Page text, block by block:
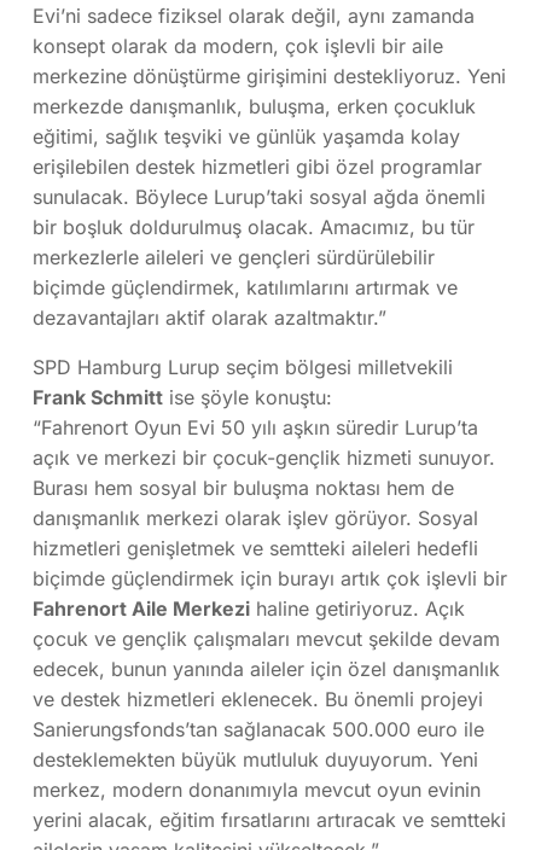
Evi’ni sadece fiziksel olarak değil, aynı zamanda
konsept olarak da modern, çok işlevli bir aile
merkezine dönüştürme girişimini destekliyoruz. Yeni
merkezde danışmanlık, buluşma, erken çocukluk
eğitimi, sağlık teşviki ve günlük yaşamda kolay
erişilebilen destek hizmetleri gibi özel programlar
sunulacak. Böylece Lurup’taki sosyal ağda önemli
bir boşluk doldurulmuş olacak. Amacımız, bu tür
merkezlerle aileleri ve gençleri sürdürülebilir
biçimde güçlendirmek, katılımlarını artırmak ve
dezavantajları aktif olarak azaltmaktır.”
SPD Hamburg Lurup seçim bölgesi milletvekili
Frank Schmitt ise şöyle konuştu:
“Fahrenort Oyun Evi 50 yılı aşkın süredir Lurup’ta
açık ve merkezi bir çocuk-gençlik hizmeti sunuyor.
Burası hem sosyal bir buluşma noktası hem de
danışmanlık merkezi olarak işlev görüyor. Sosyal
hizmetleri genişletmek ve semtteki aileleri hedefli
biçimde güçlendirmek için burayı artık çok işlevli bir
Fahrenort Aile Merkezi haline getiriyoruz. Açık
çocuk ve gençlik çalışmaları mevcut şekilde devam
edecek, bunun yanında aileler için özel danışmanlık
ve destek hizmetleri eklenecek. Bu önemli projeyi
Sanierungsfonds’tan sağlanacak 500.000 euro ile
desteklemekten büyük mutluluk duyuyorum. Yeni
merkez, modern donanımıyla mevcut oyun evinin
yerini alacak, eğitim fırsatlarını artıracak ve semtteki